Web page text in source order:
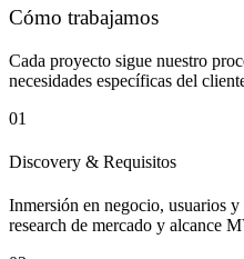
Cómo trabajamos
Cada proyecto sigue nuestro
necesidades específicas del
01
Discovery & Requisitos
Inmersión en negocio, usuarios
research de mercado y alcance